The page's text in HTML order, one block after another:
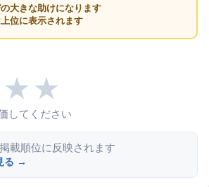
大きな助けになります
位に表示されます
★ ★
してください
載順位に反映されます
る →